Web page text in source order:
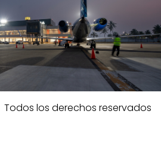
Todos los derechos reservados